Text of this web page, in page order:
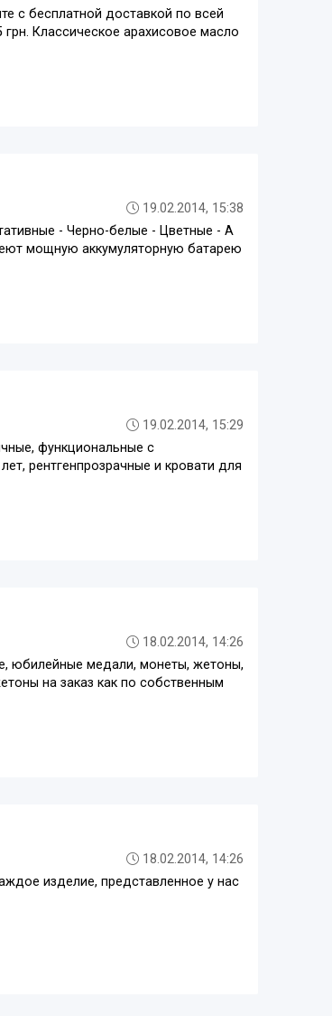
с бесплатной доставкой по всей
Классическое арахисовое масло
19.02.2014, 15:38
- Черно-белые - Цветные - А
мощную аккумуляторную батарею
19.02.2014, 15:29
функциональные с
рентгенпрозрачные и кровати для
18.02.2014, 14:26
юбилейные медали, монеты, жетоны,
на заказ как по собственным
18.02.2014, 14:26
изделие, представленное у нас